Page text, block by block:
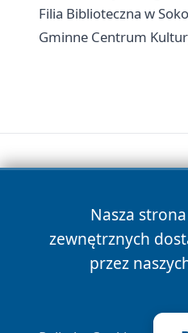
Filia Biblioteczna w
Gminne Centrum
Nasza
zewnętrznych
przez